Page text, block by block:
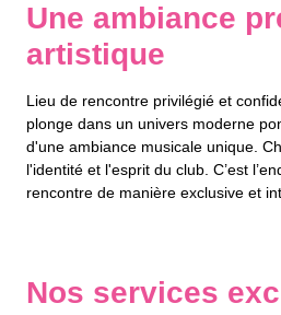
Une ambiance
artistique
Lieu de rencontre privilégié et
plonge dans un univers moderne
d'une ambiance musicale unique.
l'identité et l'esprit du club. C’est
rencontre de manière exclusive et
Nos services